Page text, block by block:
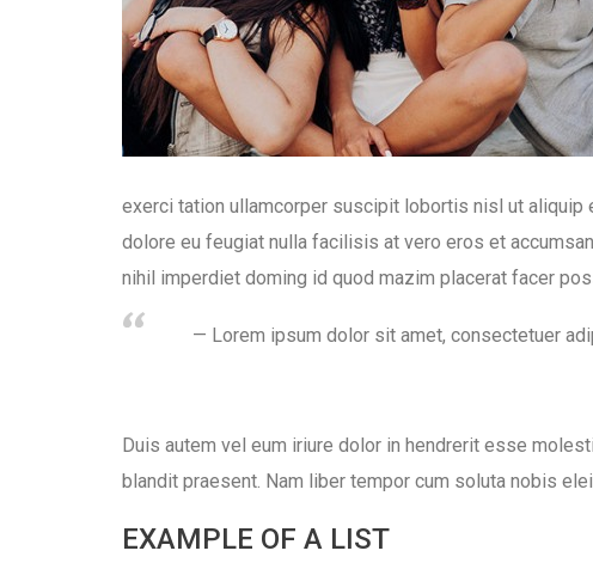
exerci tation ullamcorper suscipit lobortis nisl ut aliquip
dolore eu feugiat nulla facilisis at vero eros et
nihil imperdiet doming id quod mazim placerat facer
Lorem ipsum dolor sit amet, consectetuer
Duis autem vel eum iriure dolor in hendrerit esse
blandit praesent. Nam liber tempor cum soluta nobis
EXAMPLE OF A LIST